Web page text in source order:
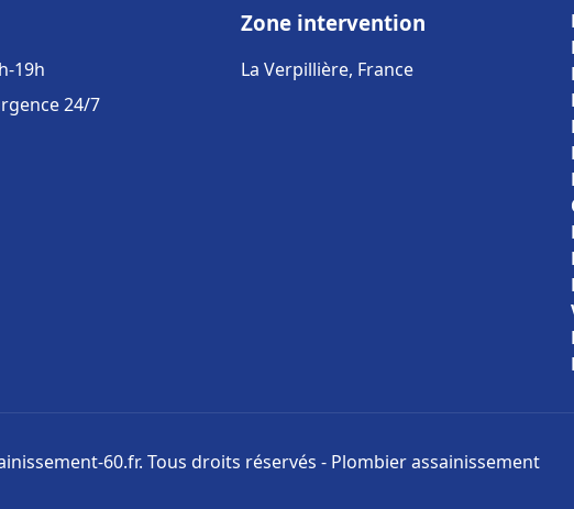
19h
24/7
Zone intervention
La Verpillière, France
60.fr. Tous droits réservés - Plombier assainissement